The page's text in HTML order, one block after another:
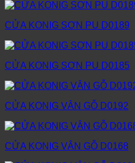
CỬA KONIG SƠN PU D0189
CỬA KONIG SƠN PU D0185
CỬA KONIG VÂN GỖ D0192
CỬA KONIG VÂN GỖ D0168